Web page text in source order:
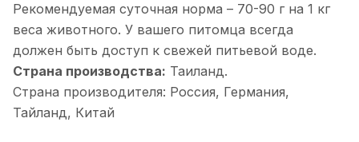
Рекомендуемая суточная норма – 70-90 г на 1 кг
веса животного. У вашего питомца всегда
должен быть доступ к свежей питьевой воде.
Страна производства: Таиланд.
Страна производителя: Россия, Германия,
Тайланд, Китай